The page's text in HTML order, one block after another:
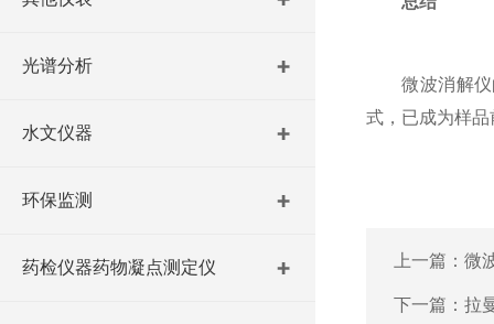
微波消解仪的
式，已成为样
上一篇： 微
下一篇： 拉
光谱分析
水文仪器
环保监测
药检仪器药物凝点测定仪